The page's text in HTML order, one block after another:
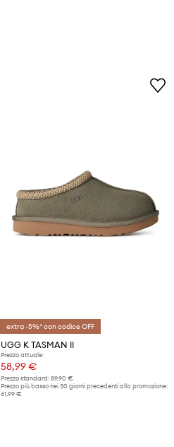
extra -5%* con codice OFF
UGG K TASMAN II
Prezzo attuale:
58,99 €
Prezzo standard: 89,90 €
Prezzo più basso nei 30 giorni precedenti alla promozione:
61,99 €